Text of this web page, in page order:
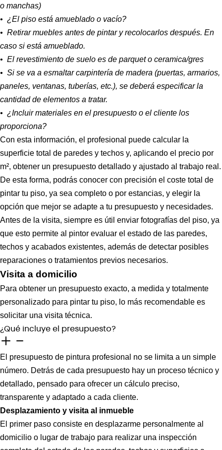
o manchas)
• ¿El piso está amueblado o vacío?
• Retirar muebles antes de pintar y recolocarlos después. En
caso si está amueblado.
• El revestimiento de suelo es de parquet o ceramica/gres
• Si se va a esmaltar carpintería de madera (puertas, armarios,
paneles, ventanas, tuberías, etc.), se deberá especificar la
cantidad de elementos a tratar.
• ¿Incluir materiales en el presupuesto o el cliente los
proporciona?
Con esta información, el profesional puede calcular la
superficie total de paredes y techos y, aplicando el precio por
m², obtener un presupuesto detallado y ajustado al trabajo real.
De esta forma, podrás conocer con precisión el coste total de
pintar tu piso, ya sea completo o por estancias, y elegir la
opción que mejor se adapte a tu presupuesto y necesidades.
Antes de la visita, siempre es útil enviar fotografías del piso, ya
que esto permite al pintor evaluar el estado de las paredes,
techos y acabados existentes, además de detectar posibles
reparaciones o tratamientos previos necesarios.
Visita a domicilio
Para obtener un presupuesto exacto, a medida y totalmente
personalizado para pintar tu piso, lo más recomendable es
solicitar una visita técnica.
¿Qué incluye el presupuesto?
El presupuesto de pintura profesional no se limita a un simple
número. Detrás de cada presupuesto hay un proceso técnico y
detallado, pensado para ofrecer un cálculo preciso,
transparente y adaptado a cada cliente.
Desplazamiento y visita al inmueble
El primer paso consiste en desplazarme personalmente al
domicilio o lugar de trabajo para realizar una inspección